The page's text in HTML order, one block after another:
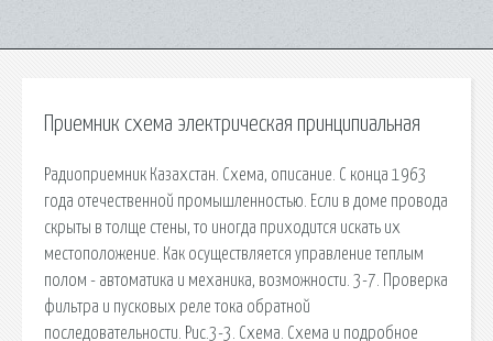
Приемник схема электрическая принципиальная
Радиоприемник Казахстан. Схема, описание. С конца 1963
года отечественной промышленностью. Если в доме провода
скрыты в толще стены, то иногда приходится искать их
местоположение. Как осуществляется управление теплым
полом - автоматика и механика, возможности. 3-7. Проверка
фильтра и пусковых реле тока обратной
последовательности. Рис.3-3. Схема. Схема и подробное